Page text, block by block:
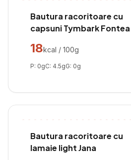
Bautura racoritoare cu
capsuni Tymbark Fontea
18kcal / 100g
P: 0gC: 4.5gG: 0g
Bautura racoritoare cu
lamaie light Jana